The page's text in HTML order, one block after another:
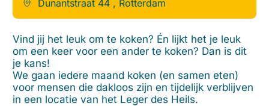
Dunantstraat 44 , Rotterdam
Vind jij het leuk om te koken? Én lijkt het je leuk
om een keer voor een ander te koken? Dan is dit
je kans!
We gaan iedere maand koken (en samen eten)
voor mensen die dakloos zijn en tijdelijk verblijven
in een locatie van het Leger des Heils.